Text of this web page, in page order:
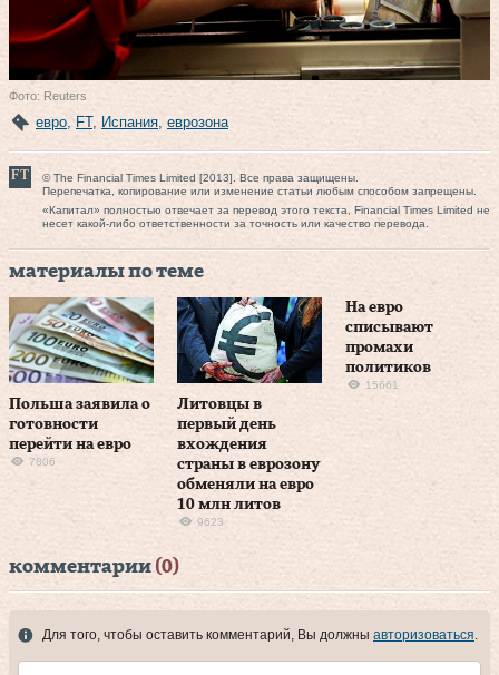
Фото: Reuters
евро , FT, Испания еврозона
© The Financial Times Limited [2013]. Все права защищены.
Перепечатка, копирование или изменение статьи любым способом запрещены.
«Капитал» полностью отвечает за перевод этого текста, Financial Times Limited не
несет какой-либо ответственности за точность или качество перевода.
материалы по теме
Польша заявила о
готовности
перейти на евро
7806
Литовцы в
первый день
вхождения
страны в еврозону
обменяли на евро
10 млн литов
9623
На евро
списывают
промахи
политиков
15661
комментарии (0)
Для того, чтобы оставить комментарий, Вы должны авторизоваться.